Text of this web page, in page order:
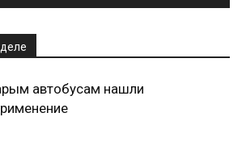
автобусам нашли